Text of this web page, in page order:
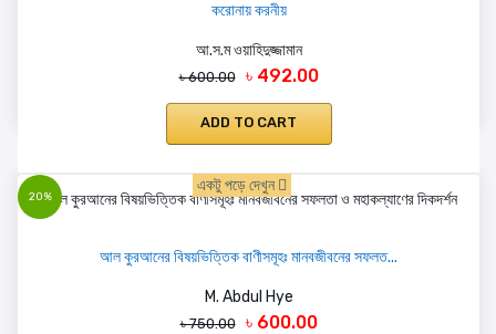
করোনায় করনীয়
আ.স.ম ওয়াহিদুজ্জামান
৳ 600.00 ৳ 492.00
ADD TO CART
20%
একটু পড়ে দেখুন
আল কুরআনের বিষয়ভিত্তিক বাণীসমূহঃ মানবজীবনের সফলত...
M. Abdul Hye
৳ 750.00 ৳ 600.00